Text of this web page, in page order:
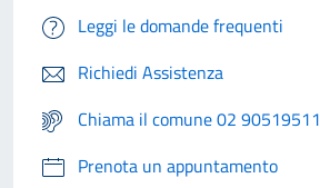
Leggi le domande frequenti
Richiedi Assistenza
Chiama il comune 02 90519511
Prenota un appuntamento